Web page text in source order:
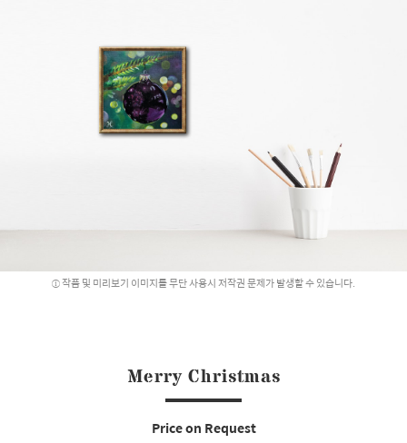
작품 및 미리보기 이미지를 무단 사용시 저작권 문제가 발생할 수 있습니다.
Merry Christmas
Price on Request